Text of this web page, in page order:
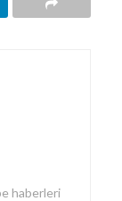
haberleri